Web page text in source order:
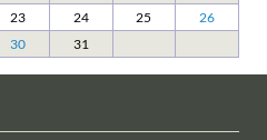
23 24 25
26
30 31